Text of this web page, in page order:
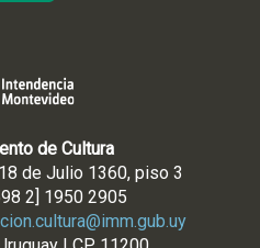
de Cultura
de Julio 1360, piso 3
2] 1950 2905